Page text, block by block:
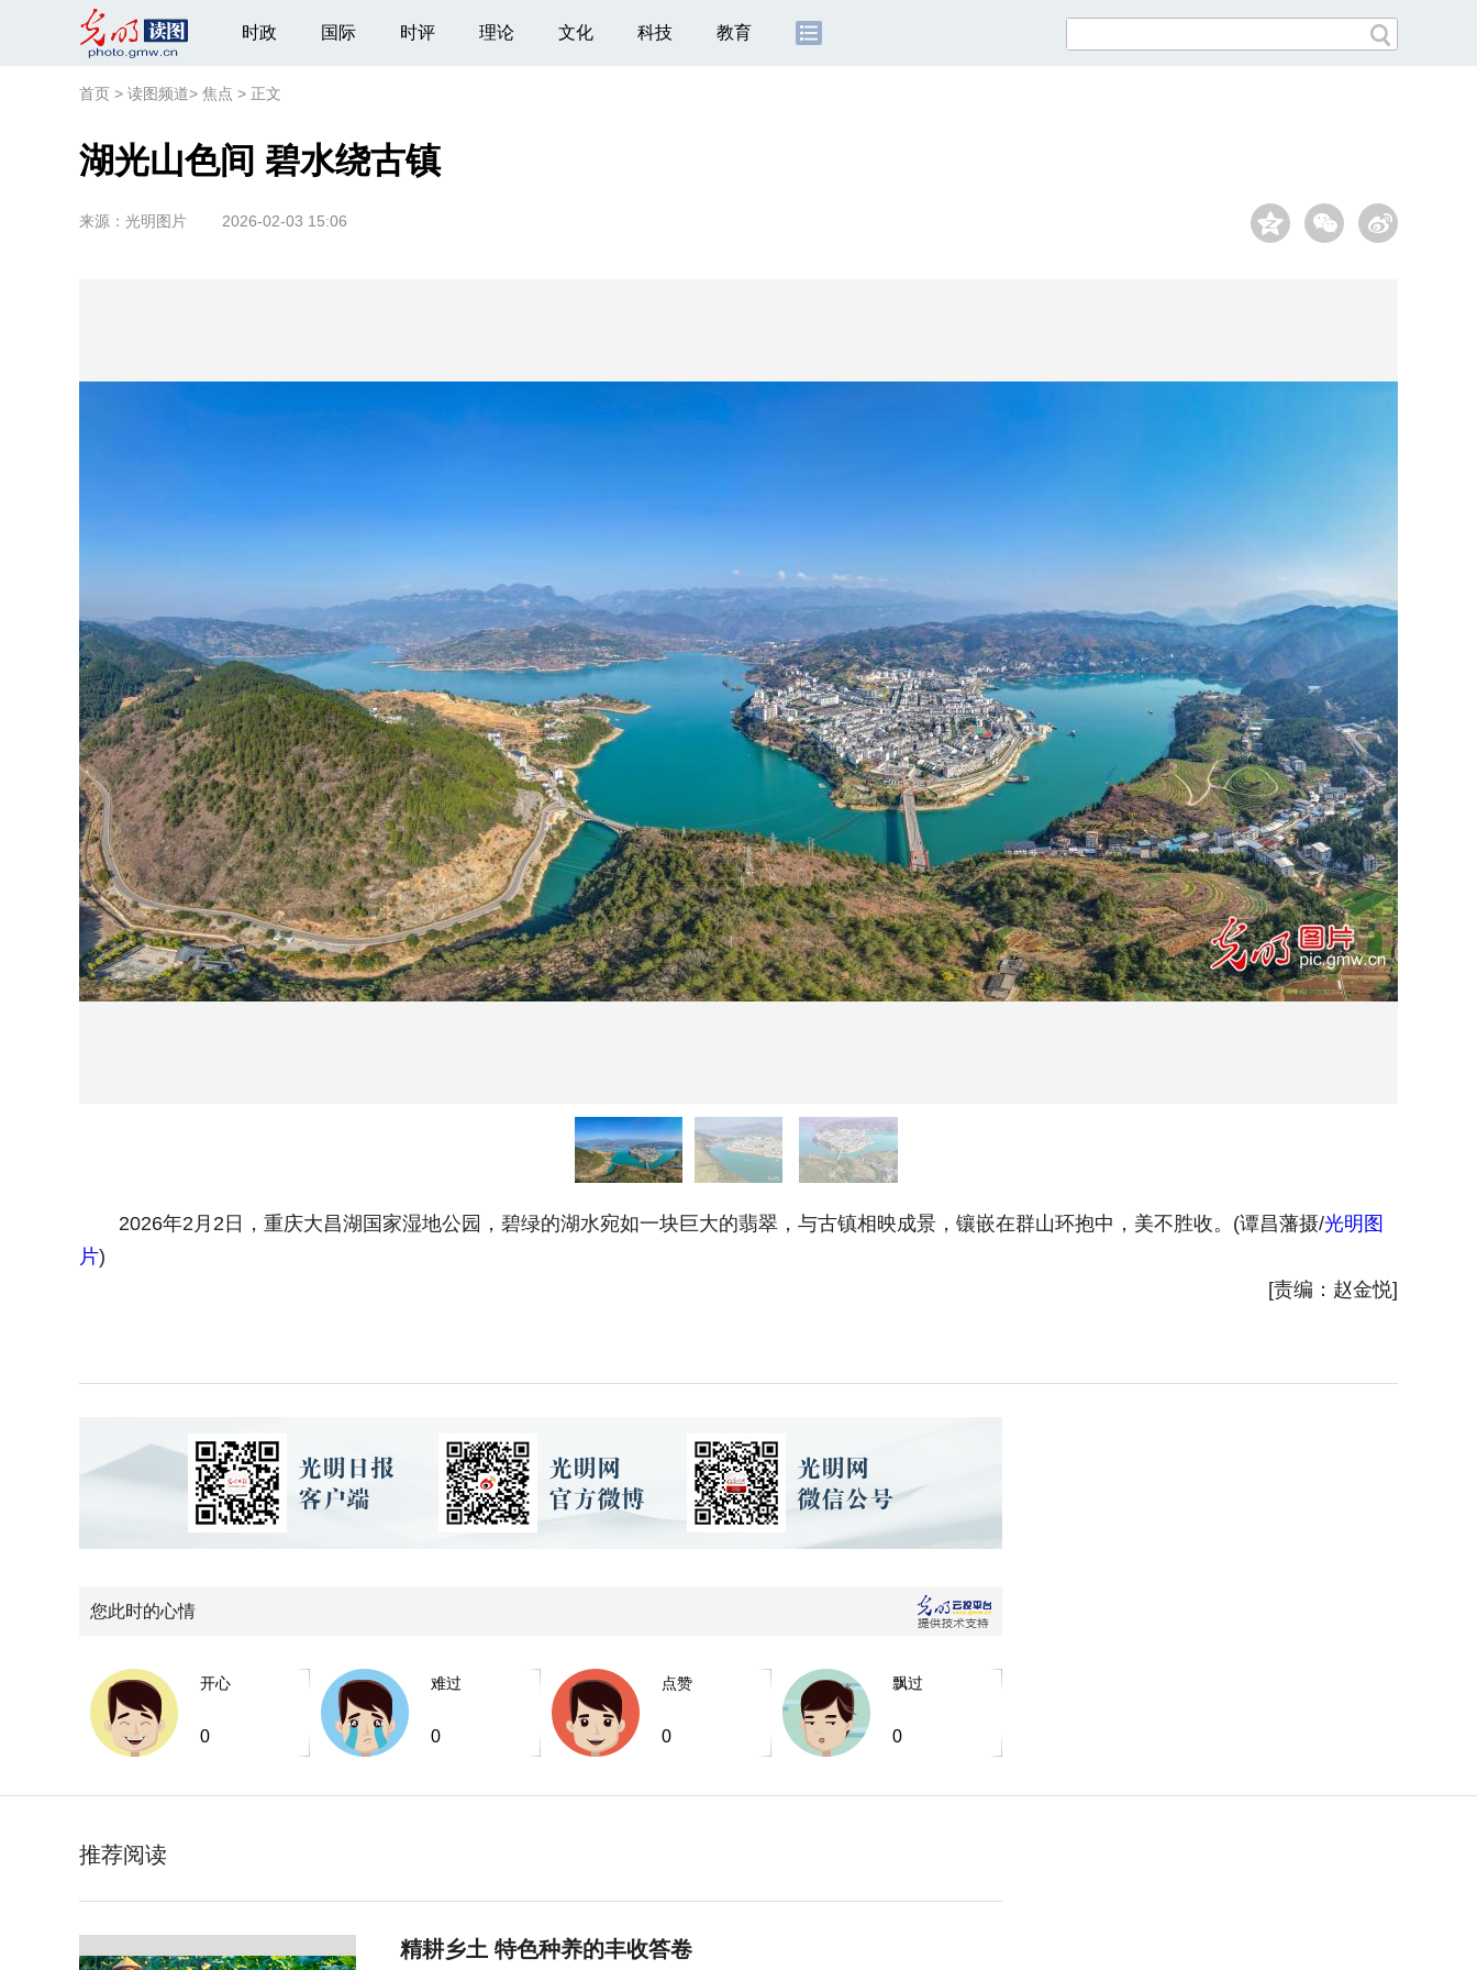
时政 国际 时评 理论 文化 科技 教育
首页 > 读图频道> 焦点 > 正文
湖光山色间 碧水绕古镇
来源： 光明图片 2026-02-03 15:06
2026年2月2日，重庆大昌湖国家湿地公园，碧绿的湖水宛如一块巨大的翡翠，与古镇相映成景，镶嵌在群山环抱中，美不胜收。(谭昌藩摄/光明图
片)
[责编：赵金悦]
您此时的心情
开心
0
难过
0
点赞
0
飘过
0
推荐阅读
精耕乡土 特色种养的丰收答卷